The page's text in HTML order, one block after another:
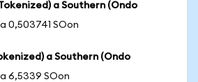
a Southern (Ondo
0,503741 SOon
a Southern (Ondo
6,5339 SOon